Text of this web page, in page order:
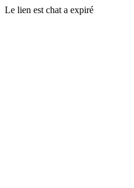
Le lien est chat a expiré